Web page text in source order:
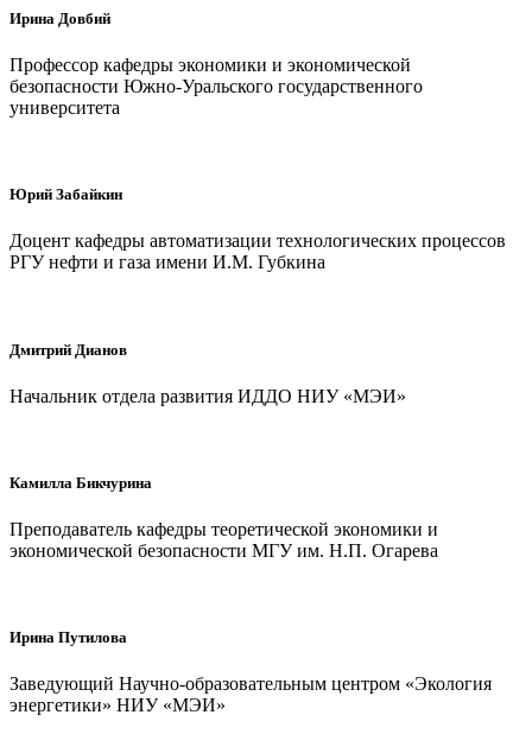
Ирина Довбий
Профессор кафедры экономики и экономической
безопасности Южно-Уральского государственного
университета
Юрий Забайкин
Доцент кафедры автоматизации технологических процессов
РГУ нефти и газа имени И.М. Губкина
Дмитрий Дианов
Начальник отдела развития ИДДО НИУ «МЭИ»
Камилла Бикчурина
Преподаватель кафедры теоретической экономики и
экономической безопасности МГУ им. Н.П. Огарева
Ирина Путилова
Заведующий Научно-образовательным центром «Экология
энергетики» НИУ «МЭИ»